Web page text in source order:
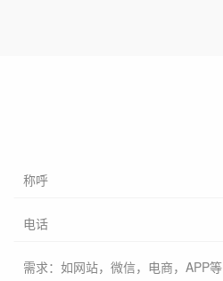
称呼
电话
需求：如网站，微信，电商，APP等